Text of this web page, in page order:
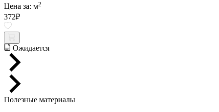
Цена за: м2
372₽
Ожидается
Полезные материалы